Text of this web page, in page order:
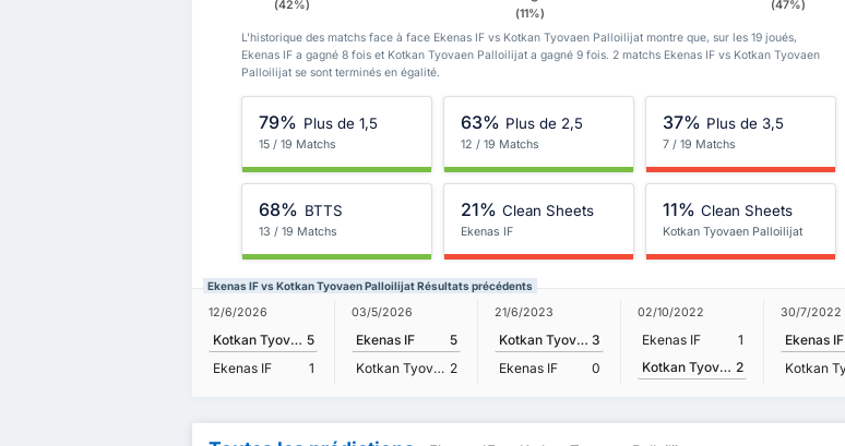
(42%)
(11%)
(47%)
L'historique des matchs face à face Ekenas IF vs Kotkan Tyovaen Palloilijat montre que, sur les 19 joués,
Ekenas IF a gagné 8 fois et Kotkan Tyovaen Palloilijat a gagné 9 fois. 2 matchs Ekenas IF vs Kotkan Tyovaen
Palloilijat se sont terminés en égalité.
79% Plus de 1,5
15 / 19 Matchs
63% Plus de 2,5
12 / 19 Matchs
37% Plus de 3,5
7 / 19 Matchs
68% BTTS
13 / 19 Matchs
21% Clean Sheets
Ekenas IF
11% Clean Sheets
Kotkan Tyovaen Palloilijat
Ekenas IF vs Kotkan Tyovaen Palloilijat Résultats précédents
12/6/2026
Kotkan Tyovaen Palloilijat 5
Ekenas IF
1
03/5/2026
Ekenas IF
5
Kotkan Tyovaen Palloilijat 2
21/6/2023
Kotkan Tyovaen Palloilijat 3
Ekenas IF
0
02/10/2022
Ekenas IF
1
Kotkan Tyovaen Palloilijat 2
30/7/2022
Ekenas IF